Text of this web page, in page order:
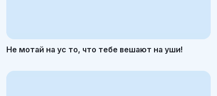
Не мотай на ус то, что тебе вешают на уши!